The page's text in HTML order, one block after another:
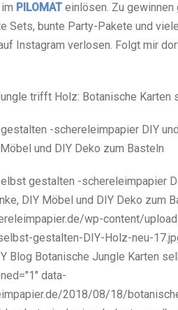
PILOMATeinlösen. Zu
Sets, bunte Party-Pakete und
Instagram verlosen. Folgt mir
-schereleimpapier DIY
und DIY Deko zum Basteln
gestalten -schereleimpapier
DIY Möbel und DIY Deko zum
wp-content/
gestalten-DIY-Holz-neu-
Blog Botanische Jungle Karten
data-
2018/08/18/